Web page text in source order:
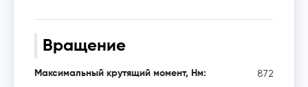
Вращение
Максимальный крутящий момент, Нм: 872